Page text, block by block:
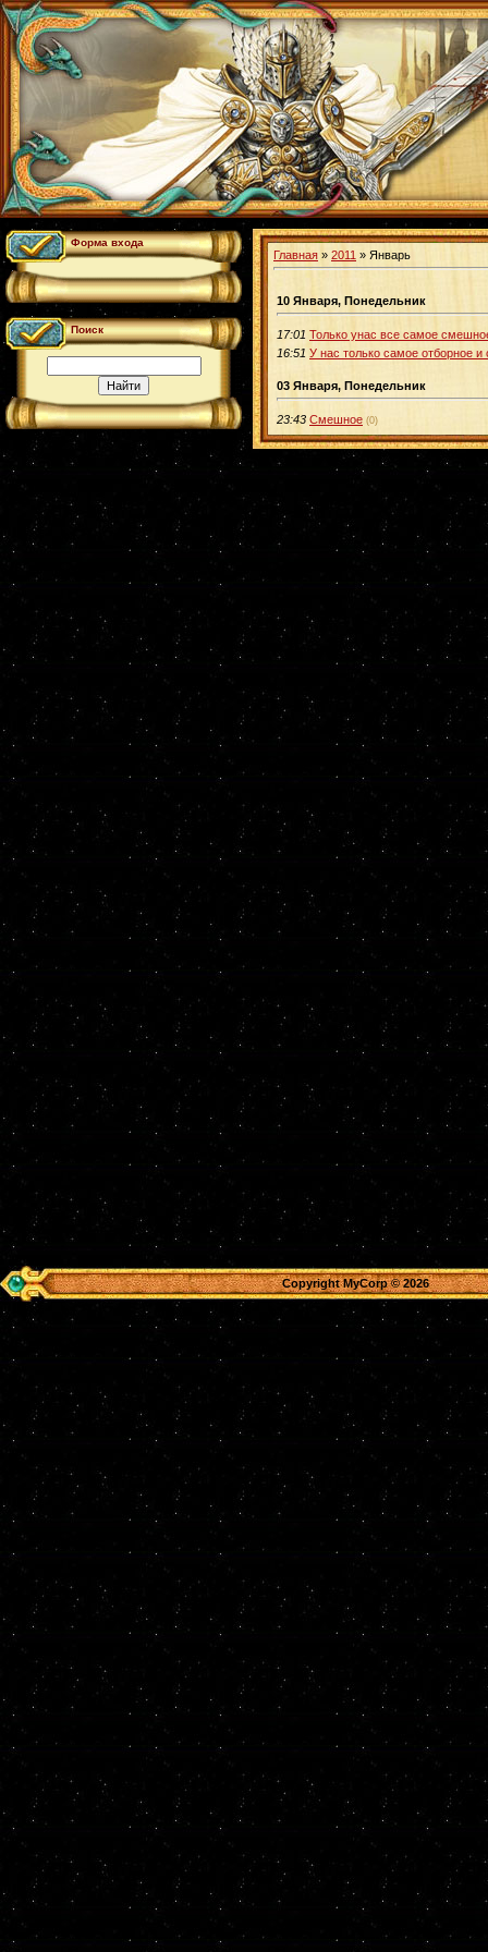
Форма входа
Поиск
Главная » 2011 » Январь
10 Января, Понедельник
17:01 Только унас все самое
16:51 У нас только самое отборное
03 Января, Понедельник
23:43 Смешное (0)
Copyright MyCorp © 2026